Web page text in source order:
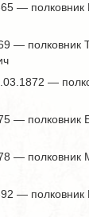
— полковник
— полковник
—
— полковник
— полковник
— полковник